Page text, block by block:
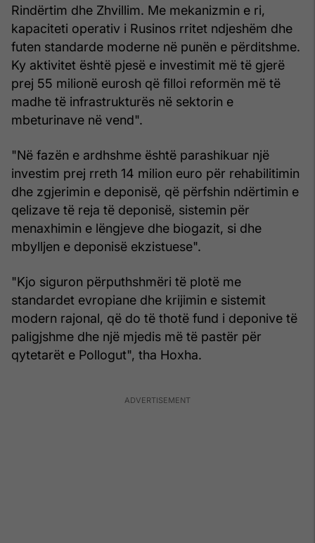
Rindërtim dhe Zhvillim. Me mekanizmin e ri,
kapaciteti operativ i Rusinos rritet ndjeshëm dhe
futen standarde moderne në punën e përditshme.
Ky aktivitet është pjesë e investimit më të gjerë
prej 55 milionë eurosh që filloi reformën më të
madhe të infrastrukturës në sektorin e
mbeturinave në vend".
"Në fazën e ardhshme është parashikuar një
investim prej rreth 14 milion euro për rehabilitimin
dhe zgjerimin e deponisë, që përfshin ndërtimin e
qelizave të reja të deponisë, sistemin për
menaxhimin e lëngjeve dhe biogazit, si dhe
mbylljen e deponisë ekzistuese".
"Kjo siguron përputhshmëri të plotë me
standardet evropiane dhe krijimin e sistemit
modern rajonal, që do të thotë fund i deponive të
paligjshme dhe një mjedis më të pastër për
qytetarët e Pollogut", tha Hoxha.